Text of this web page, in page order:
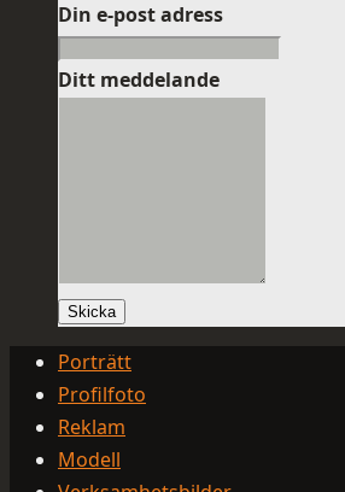
Din e-post adress
Ditt meddelande
Skicka
Porträtt
Profilfoto
Reklam
Modell